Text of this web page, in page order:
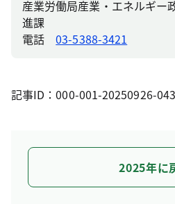
産業労働局産業・エネルギー
進課
電話03-5388-3421
記事ID：000-001-20250926-
2025年に